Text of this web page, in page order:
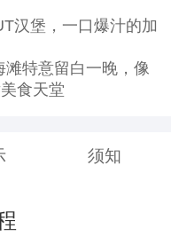
汉堡，一口爆汁的加
滩特意留白一晚，像
食天堂
须知